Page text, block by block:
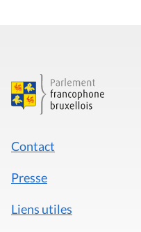
Contact
Presse
Liens utiles